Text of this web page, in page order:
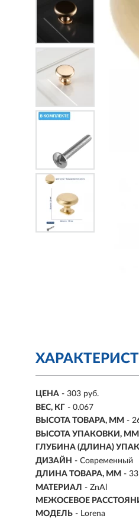
ЦЕНА - 303 руб.
ВЕС, КГ - 0.067
ВЫСОТА ТОВАРА, ММ -
ВЫСОТА УПАКОВКИ, ММ
ГЛУБИНА (ДЛИНА)
ДИЗАЙН - Современный
ДЛИНА ТОВАРА, ММ - 33
МАТЕРИАЛ - ZnAl
МЕЖОСЕВОЕ
МОДЕЛЬ - Lorena